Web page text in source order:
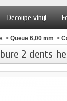
Découpe vinyl
> Queue 6,00 mm >
2 dents